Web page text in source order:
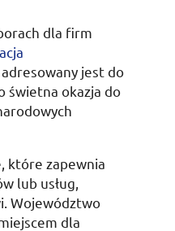
dla firm
adresowany jest do
świetna okazja do
które zapewnia
lub usług,
Województwo
dla